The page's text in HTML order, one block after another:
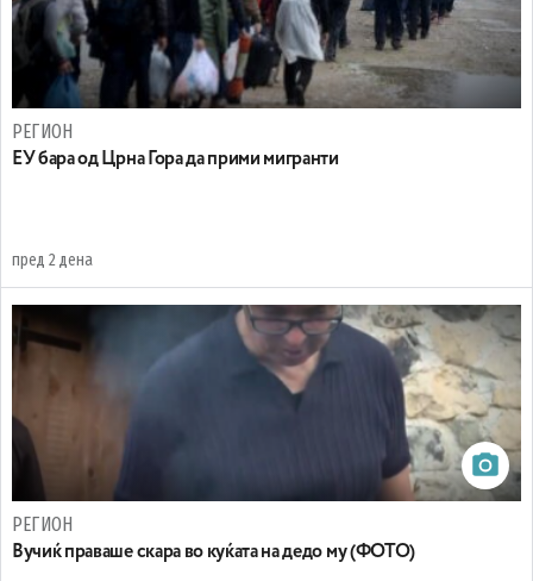
РЕГИОН
EУ бара од Црна Гора да прими мигранти
пред 2 дена
РЕГИОН
Вучиќ праваше скара во куќата на дедо му (ФОТО)